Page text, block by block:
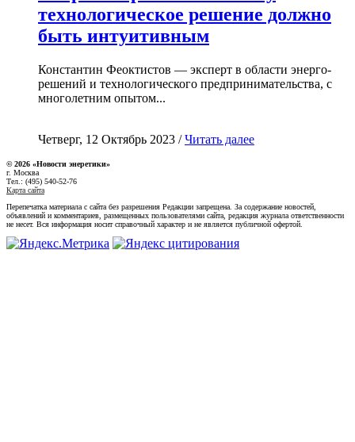
технологическое решение должно
быть интуитивным
Константин Феоктистов — эксперт в области энерго-
решений и технологического предпринимательства, с
многолетним опытом...
Четверг, 12 Октябрь 2023 /Читать далее
© 2026 «Новости энеретики»
г. Москва
Тел.: (495) 540-52-76
Карта сайта
Перепечатка материала с сайта без разрешения Редакции запрещена. За содержание новостей,
объявлений и комментариев, размещенных пользователями сайта, редакция журнала ответственности
не несет. Вся информация носит справочный характер и не является публичной офертой.